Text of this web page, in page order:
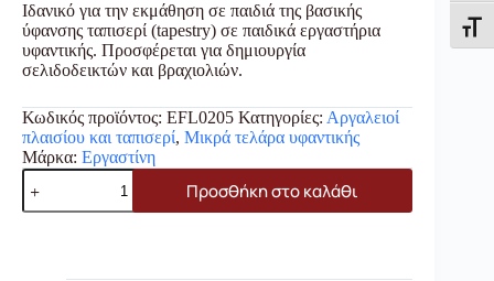
Ιδανικό για την εκμάθηση σε παιδιά της βασικής
ύφανσης ταπισερί (tapestry) σε παιδικά εργαστήρια
υφαντικής. Προσφέρεται για δημιουργία
σελιδοδεικτών και βραχιολιών.
Κωδικός προϊόντος: EFL0205 Κατηγορίες: Αργαλειοί
πλαισίου και ταπισερί, Μικρά τελάρα υφαντικής
Μάρκα: Εργαστίνη
Μικρό
ορθογώνιο
τελάρο
Προσθήκη στο καλάθι